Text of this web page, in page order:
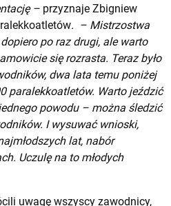
– przyznaje Zbigniew
. – Mistrzostwa
po raz drugi, ale warto
się rozrasta. Teraz było
dwa lata temu poniżej
paralekkoatletów. Warto jeździć
powodu – można śledzić
I wysuwać wnioski,
lat, nabór
Uczulę na to młodych
uwagę wszyscy zawodnicy,